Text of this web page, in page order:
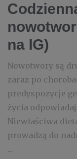
na IG)
Nowotwory są
zaraz po
predyspozycje
życia
Niewłaściwa
prowadzą do
...